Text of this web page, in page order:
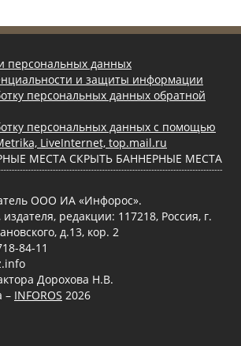
персональных данных
и защиты информации
персональных данных обратной
персональных данных с помощью
LiveInternet, top.mail.ru
МЕСТА СКРЫТЬ БАННЕРНЫЕ МЕСТА
ООО ИА «Инфорос».
редакции: 117218, Россия, г.
д.13, кор. 2
84-11
Дорохова Н.В.
– INFOROS 2026